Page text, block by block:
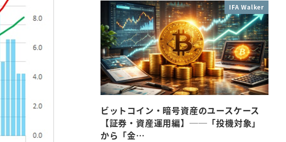
IFA Walker
ビットコイン・暗号資産のユースケース
【証券・資産運用編】──「投機対象」
から「金…